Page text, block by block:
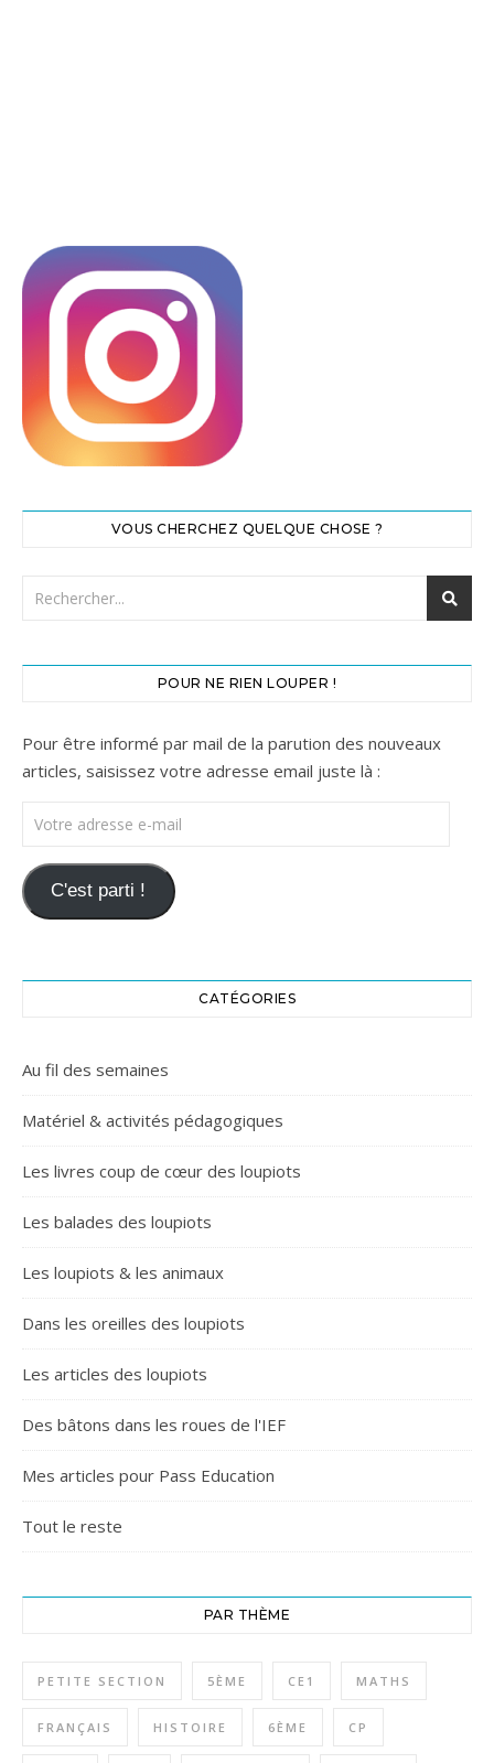
VOUS CHERCHEZ QUELQUE CHOSE ?
POUR NE RIEN LOUPER !
Pour être informé par mail de la parution des nouveaux
articles, saisissez votre adresse email juste là :
Votre adresse e-mail
C'est parti !
CATÉGORIES
Au fil des semaines
Matériel & activités pédagogiques
Les livres coup de cœur des loupiots
Les balades des loupiots
Les loupiots & les animaux
Dans les oreilles des loupiots
Les articles des loupiots
Des bâtons dans les roues de l'IEF
Mes articles pour Pass Education
Tout le reste
PAR THÈME
PETITE SECTION 5ÈME CE1 MATHS
FRANÇAIS HISTOIRE 6ÈME CP